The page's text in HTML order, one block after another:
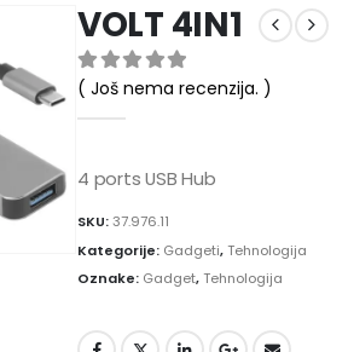
VOLT 4IN1
0 out of 5
( Još nema recenzija. )
4 ports USB Hub
SKU:37.976.11
Kategorije: Gadgeti,Tehnologija
Oznake: Gadget,Tehnologija